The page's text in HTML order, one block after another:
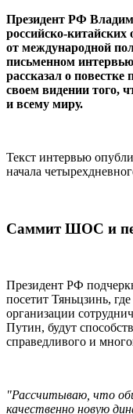
Президент РФ
российско-
от международной
письменном
рассказал о
своем видении того,
и всему миру.
Текст интервью
начала
Саммит ШОС и
Президент РФ
посетит Тяньцзинь,
организации
Путин, будут
справедливого и
"Рассчитываю, что
качественно новую